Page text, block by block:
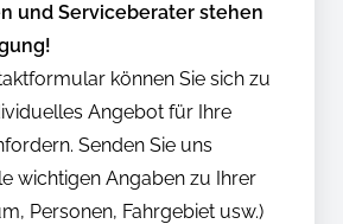
und Serviceberater stehen
können Sie sich zu
Angebot für Ihre
Senden Sie uns
wichtigen Angaben zu Ihrer
Personen, Fahrgebiet usw.)